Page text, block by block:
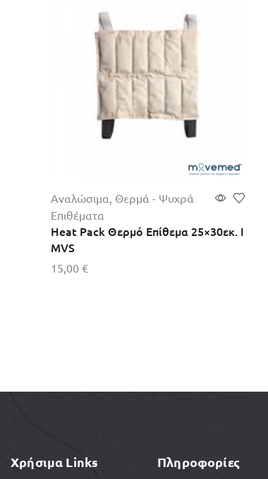
Αναλώσιμα, Θερμά - Ψυχρά
Επιθέματα
Heat Pack Θερμό Επίθεμα 25×30εκ. I
MVS
15,00 €
Χρήσιμα Links Πληροφορίες